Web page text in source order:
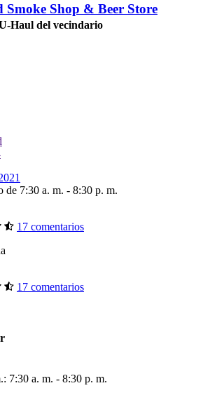
Smoke Shop & Beer Store
Haul del vecindario
de 7:30 a. m. - 8:30 p. m.
17 comentarios
17 comentarios
7:30 a. m. - 8:30 p. m.